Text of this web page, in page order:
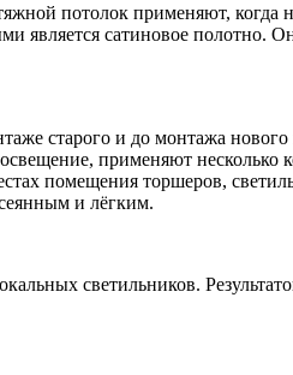
потолок применяют, когда
является сатиновое полотно.
старого и до монтажа
применяют несколько
помещения торшеров,
и лёгким.
светильников.